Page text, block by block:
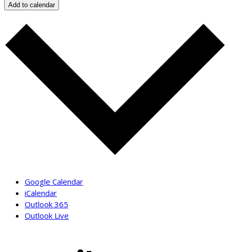
Add to calendar
Google Calendar
iCalendar
Outlook 365
Outlook Live